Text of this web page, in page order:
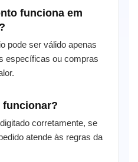
funciona em
pode ser válido apenas
específicas ou compras
funcionar?
corretamente, se
atende às regras da